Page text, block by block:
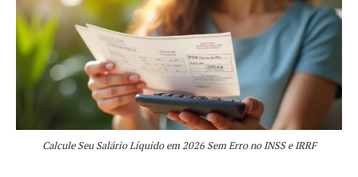
Calcule Seu Salário Líquido em 2026 Sem Erro no INSS e IRRF